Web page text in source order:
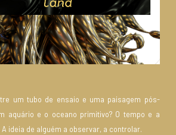
um tubo de ensaio e uma paisagem pós-
aquário e o oceano primitivo? O tempo e a
ideia de alguém a observar, a controlar.